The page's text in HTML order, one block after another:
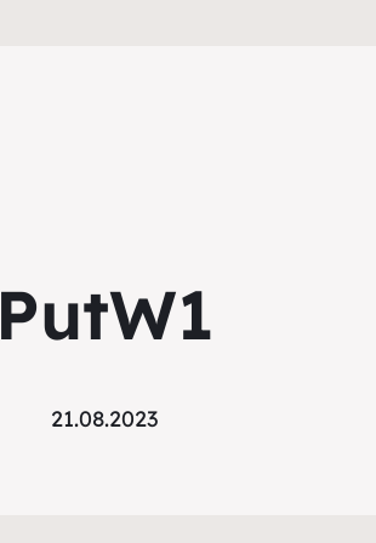
PutW1
21.08.2023